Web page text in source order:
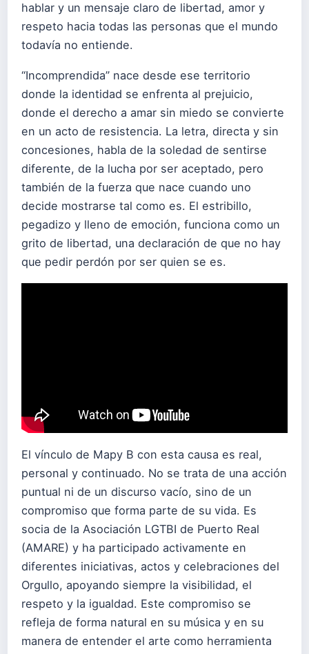
hablar y un mensaje claro de libertad, amor y
respeto hacia todas las personas que el mundo
todavía no entiende.
“Incomprendida” nace desde ese territorio
donde la identidad se enfrenta al prejuicio,
donde el derecho a amar sin miedo se convierte
en un acto de resistencia. La letra, directa y sin
concesiones, habla de la soledad de sentirse
diferente, de la lucha por ser aceptado, pero
también de la fuerza que nace cuando uno
decide mostrarse tal como es. El estribillo,
pegadizo y lleno de emoción, funciona como un
grito de libertad, una declaración de que no hay
que pedir perdón por ser quien se es.
El vínculo de Mapy B con esta causa es real,
personal y continuado. No se trata de una acción
puntual ni de un discurso vacío, sino de un
compromiso que forma parte de su vida. Es
socia de la Asociación LGTBI de Puerto Real
(AMARE) y ha participado activamente en
diferentes iniciativas, actos y celebraciones del
Orgullo, apoyando siempre la visibilidad, el
respeto y la igualdad. Este compromiso se
refleja de forma natural en su música y en su
manera de entender el arte como herramienta